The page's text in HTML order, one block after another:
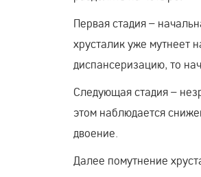
Первая стадия –
хрусталик уже мутнеет
диспансеризацию, то
Следующая стадия –
этом наблюдается
двоение.
Далее помутнение